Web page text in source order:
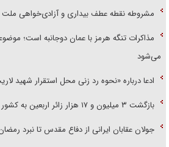
مشروطه نقطه عطف بیداری و آزادی‌خواهی ملت
مذاکرات تنگه هرمز با عمان دوجانبه است؛
می‌شود
ادعا درباره «نحوه رد زنی محل استقرار شهید
بازگشت ۳ میلیون و ۱۷ هزار زائر اربعین به کشور
جولان عقابان ایرانی از دفاع مقدس تا نبرد